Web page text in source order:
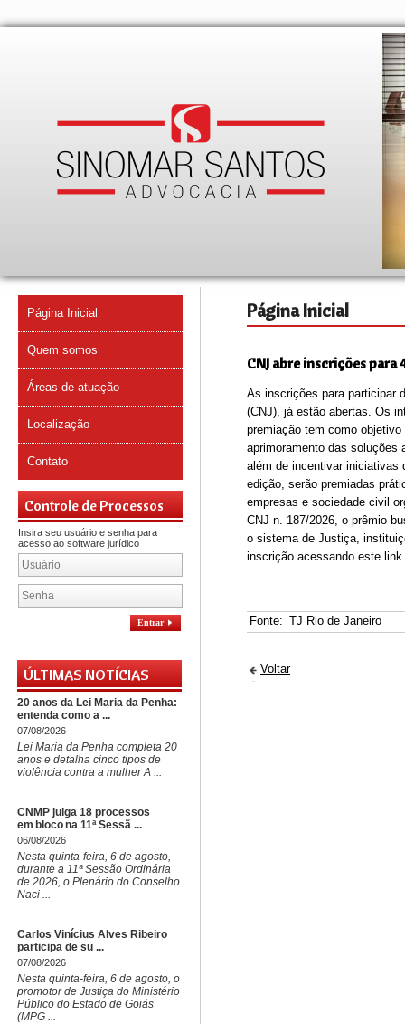
Página Inicial
Quem somos
Áreas de atuação
Localização
Contato
Controle de Processos
Insira seu usuário e senha para
acesso ao software jurídico
Entrar
ÚLTIMAS NOTÍCIAS
20 anos da Lei Maria da Penha:
entenda como a ...
07/08/2026
Lei Maria da Penha completa 20
anos e detalha cinco tipos de
violência contra a mulher A ...
CNMP julga 18 processos
em bloco na 11ª Sessã ...
06/08/2026
Nesta quinta-feira, 6 de agosto,
durante a 11ª Sessão Ordinária
de 2026, o Plenário do Conselho
Naci ...
Carlos Vinícius Alves Ribeiro
participa de su ...
07/08/2026
Nesta quinta-feira, 6 de agosto, o
promotor de Justiça do Ministério
Público do Estado de Goiás
(MPG ...
Página Inicial
CNJ abre inscrições para
As inscrições para participar
(CNJ), já estão abertas. Os
premiação tem como
aprimoramento das soluções
além de incentivar iniciativas
edição, serão premiadas
empresas e sociedade civil
CNJ n. 187/2026, o prêmio
o sistema de Justiça,
inscrição acessando este
Fonte: TJ Rio de Janeiro
Voltar